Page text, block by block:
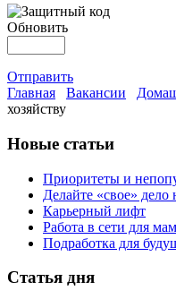
Обновить
Отправить
Главная
Вакансии
хозяйству
Новые статьи
Приоритеты и
Делайте «свое» дело
Карьерный лифт
Работа в сети для мам
Подработка для
Статья дня